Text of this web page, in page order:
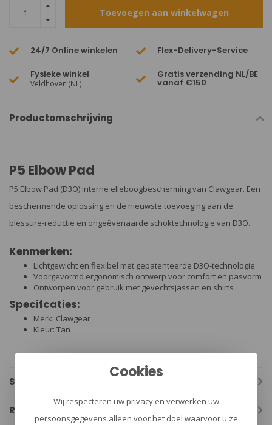
Toevoegen aan winkelwagen
24/7 Online winkelen Flex-Delivery-Service
Fysieke winkel
Veldhoven (NL)
Gratis verzending NL/BE
vanaf €150
Productomschrijving
P5 Elbow Pad
P5 Elbow Pad (D3O) interne elleboogbescherming van Clawgear. Een
beschermende oplossing en de nieuwste toevoeging aan de
blessure-reductie en ongeëvenaarde schoktechnologie van D3O.
Kenmerken:
Lichtgewicht en flexibel met gepatenteerde D3O-technologie
Voorgevormd ergonomisch ontwerp voor comfort en pasvorm
Ontworpen voor gebruik met gevechtsjassen en shirts
Specifcaties:
Merk: Clawgear
Kleur: Tan
Specificaties
Reviews
Cookies
Wij respecteren uw privacy en verwerken uw
persoonsgegevens alleen voor het doel waarvoor u ze